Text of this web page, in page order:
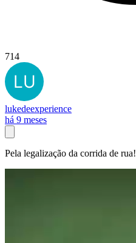
714
lukedeexperience
há 9 meses
Pela legalização da corrida de rua!